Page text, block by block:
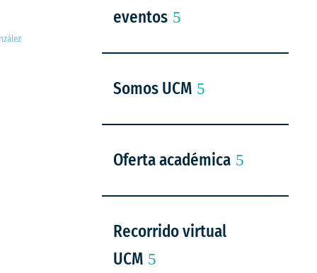
eventos
Somos UCM
Oferta académica
Recorrido virtual
UCM